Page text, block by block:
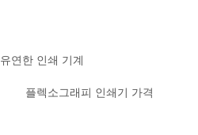
유연한 인쇄 기계
플렉소그래피 인쇄기 가격